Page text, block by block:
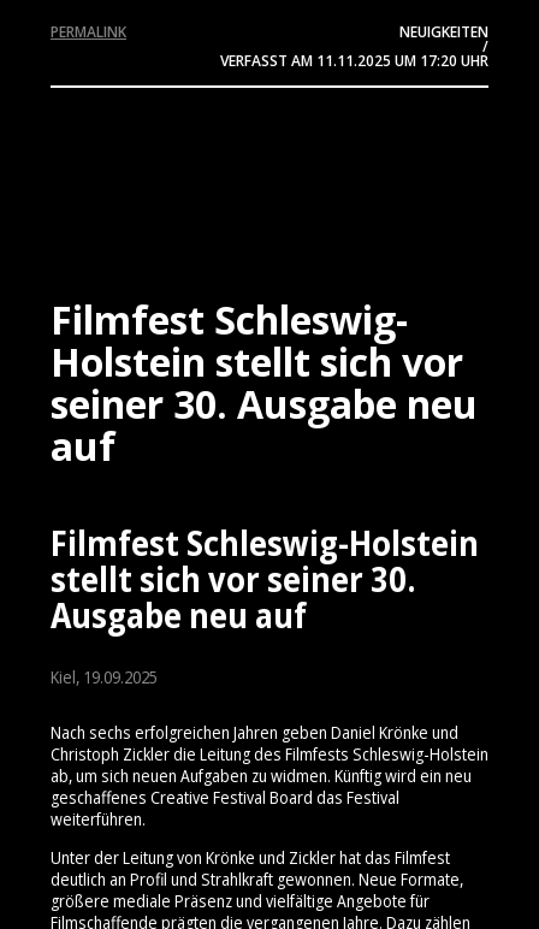
NEUIGKEITEN
/
VERFASST AM 11.11.2025 UM 17:20 UHR
PERMALINK
Filmfest Schleswig-
Holstein stellt sich vor
seiner 30. Ausgabe neu
auf
Filmfest Schleswig-Holstein
stellt sich vor seiner 30.
Ausgabe neu auf
Kiel, 19.09.2025
Nach sechs erfolgreichen Jahren geben Daniel Krönke und
Christoph Zickler die Leitung des Filmfests Schleswig-Holstein
ab, um sich neuen Aufgaben zu widmen. Künftig wird ein neu
geschaffenes Creative Festival Board das Festival
weiterführen.
Unter der Leitung von Krönke und Zickler hat das Filmfest
deutlich an Profil und Strahlkraft gewonnen. Neue Formate,
größere mediale Präsenz und vielfältige Angebote für
Filmschaffende prägten die vergangenen Jahre. Dazu zählen